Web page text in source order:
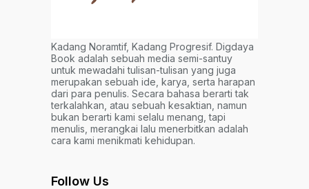
Kadang Noramtif, Kadang Progresif. Digdaya
Book adalah sebuah media semi-santuy
untuk mewadahi tulisan-tulisan yang juga
merupakan sebuah ide, karya, serta harapan
dari para penulis. Secara bahasa berarti tak
terkalahkan, atau sebuah kesaktian, namun
bukan berarti kami selalu menang, tapi
menulis, merangkai lalu menerbitkan adalah
cara kami menikmati kehidupan.
Follow Us